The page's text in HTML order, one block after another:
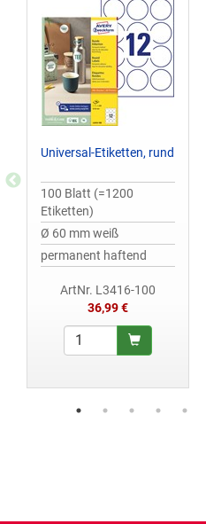
Universal-Etiketten, rund
100 Blatt (=1200
Etiketten)
Ø 60 mm weiß
permanent haftend
ArtNr. L3416-100
36,99 €